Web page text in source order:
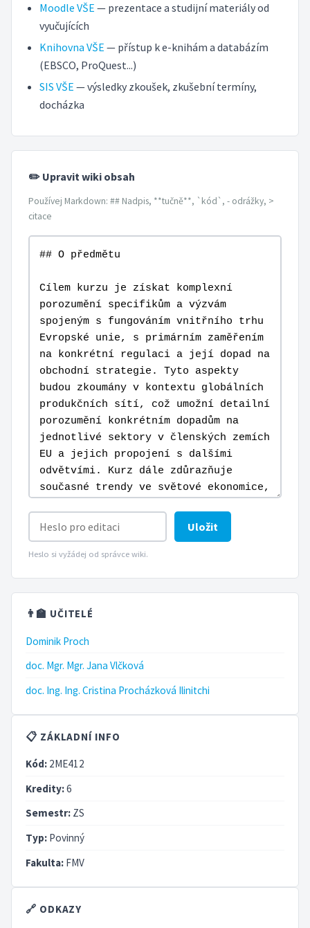
Moodle VŠE — prezentace a studijní materiály od
vyučujících
Knihovna VŠE — přístup k e-knihám a databázím
(EBSCO, ProQuest...)
SIS VŠE — výsledky zkoušek, zkušební termíny,
docházka
✏️ Upravit wiki obsah
Používej Markdown: ## Nadpis, **tučně**, `kód`, - odrážky, >
citace
Uložit
Heslo si vyžádej od správce wiki.
👨‍🏫 UČITELÉ
Dominik Proch
doc. Mgr. Mgr. Jana Vlčková
doc. Ing. Ing. Cristina Procházková Ilinitchi
📋 ZÁKLADNÍ INFO
Kód: 2ME412
Kredity:6
Semestr: ZS
Typ: Povinný
Fakulta: FMV
🔗 ODKAZY